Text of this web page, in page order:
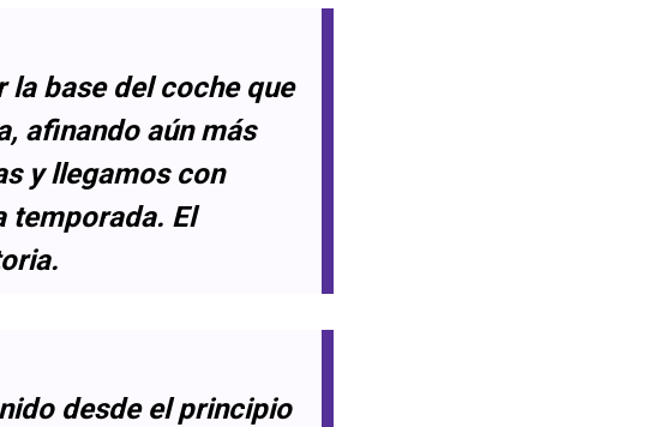
base del coche que
afinando aún más
y llegamos con
temporada. El
desde el principio